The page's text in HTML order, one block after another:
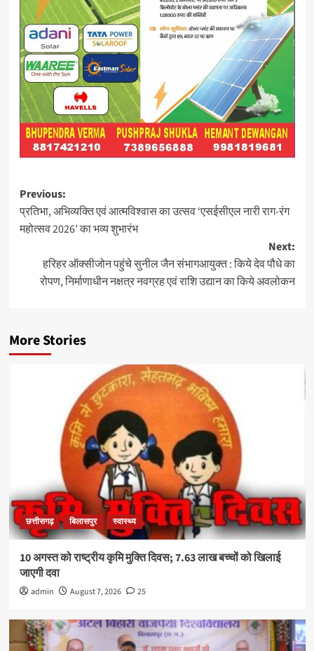
Post
navigation
Previous:
प्रतिभा, अभिव्यक्ति एवं आत्मविश्वास का उत्सव ‘एसईसीएल नारी राग-रंग
महोत्सव 2026’ का भव्य शुभारंभ
Next:
हरिहर ऑक्सीजोन पहुंचे सुनील जैन संभागआयुक्त : किये देव पौधे का
रोपण, निर्माणाधीन नक्षत्र नवग्रह एवं राशि उद्यान का किये अवलोकन
More Stories
छत्तीसगढ़ बिलासपुर स्वास्थ्य
10 अगस्त को राष्ट्रीय कृमि मुक्ति दिवस; 7.63 लाख बच्चों को खिलाई
जाएगी दवा
admin August 7, 2026 25